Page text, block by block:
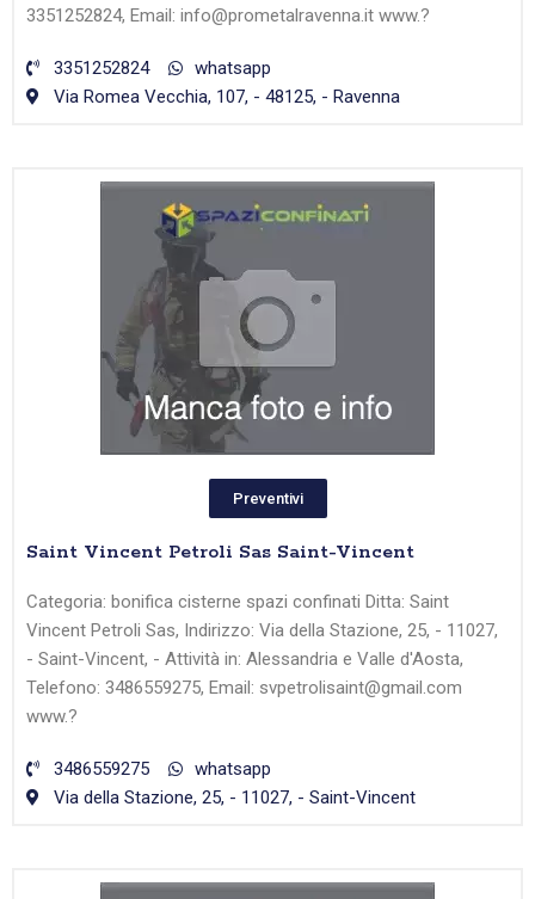
3351252824, Email: info@prometalravenna.it www.?
3351252824
whatsapp
Via Romea Vecchia, 107, - 48125, - Ravenna
Preventivi
Saint Vincent Petroli Sas Saint-Vincent
Categoria: bonifica cisterne spazi confinati Ditta: Saint
Vincent Petroli Sas, Indirizzo: Via della Stazione, 25, - 11027,
- Saint-Vincent, - Attività in: Alessandria e Valle d'Aosta,
Telefono: 3486559275, Email: svpetrolisaint@gmail.com
www.?
3486559275
whatsapp
Via della Stazione, 25, - 11027, - Saint-Vincent